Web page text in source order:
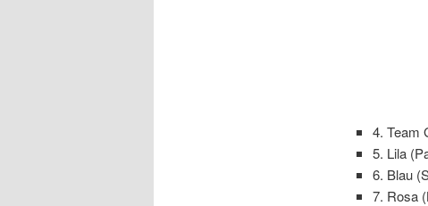
4. Team
5. Lila
6. Blau
7. Rosa